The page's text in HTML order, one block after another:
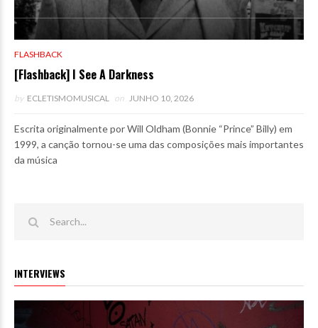
FLASHBACK
[Flashback] I See A Darkness
by ECLETISMOMUSICAL on JUNHO 10, 2026
Escrita originalmente por Will Oldham (Bonnie “Prince” Billy) em
1999, a canção tornou-se uma das composições mais importantes
da música
INTERVIEWS